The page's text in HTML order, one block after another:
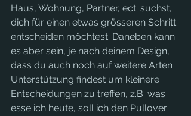
Haus, Wohnung, Partner, ect. suchst,
dich für einen etwas grösseren Schritt
entscheiden möchtest. Daneben kann
es aber sein, je nach deinem Design,
dass du auch noch auf weitere Arten
Unterstützung findest um kleinere
Entscheidungen zu treffen, z.B. was
esse ich heute, soll ich den Pullover